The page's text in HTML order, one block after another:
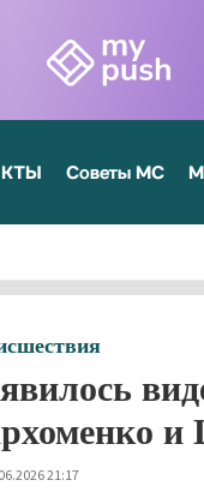
Советы МС
и
21:17